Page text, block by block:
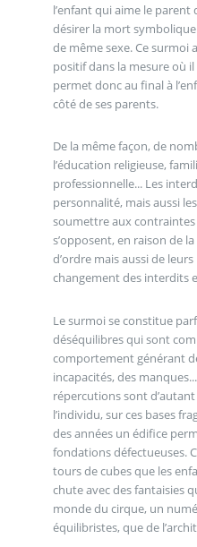
l’enfant qui aime le
désirer la mort symbolique
de même sexe. Ce
positif dans la mesure où il
permet donc au final à
côté de ses parents.
De la même façon, de
l’éducation religieuse,
professionnelle... Les
personnalité, mais aussi
soumettre aux
s’opposent, en raison de
d’ordre mais aussi de
changement des interdits
Le surmoi se constitue
déséquilibres qui sont
comportement générant
incapacités, des
répercutions sont
l’individu, sur ces bases
des années un édifice
fondations défectueuses.
tours de cubes que les
chute avec des fantaisies
monde du cirque, un
équilibristes, que de